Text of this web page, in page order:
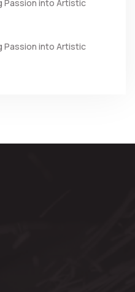
Passion into Artistic
Passion into Artistic